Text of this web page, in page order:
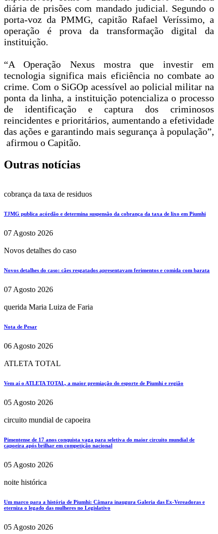
diária de prisões com mandado judicial. Segundo o
porta-voz da PMMG, capitão Rafael Veríssimo, a
operação é prova da transformação digital da
instituição.
“A Operação Nexus mostra que investir em
tecnologia significa mais eficiência no combate ao
crime. Com o SiGOp acessível ao policial militar na
ponta da linha, a instituição potencializa o processo
de identificação e captura dos criminosos
reincidentes e prioritários, aumentando a efetividade
das ações e garantindo mais segurança à população”,
afirmou o Capitão.
Outras notícias
cobrança da taxa de residuos
TJMG publica acórdão e determina suspensão da cobrança da taxa de lixo em Piumhi
07 Agosto 2026
Novos detalhes do caso
Novos detalhes do caso: cães resgatados apresentavam ferimentos e comida com barata
07 Agosto 2026
querida Maria Luiza de Faria
Nota de Pesar
06 Agosto 2026
ATLETA TOTAL
Vem aí o ATLETA TOTAL, a maior premiação do esporte de Piumhi e região
05 Agosto 2026
circuito mundial de capoeira
Pimentense de 17 anos conquista vaga para seletiva do maior circuito mundial de
capoeira após brilhar em competição nacional
05 Agosto 2026
noite histórica
Um marco para a história de Piumhi: Câmara inaugura Galeria das Ex-Vereadoras e
eterniza o legado das mulheres no Legislativo
05 Agosto 2026